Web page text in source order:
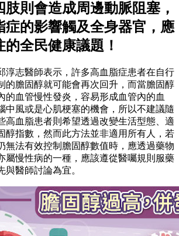
則會造成周邊動脈阻塞，
症的影響觸及全身器官，應
全民健康議題！
淳志醫師表示，許多高血脂症患者在自行
的膽固醇就可能會再次回升，而當膽固醇
的血管慢性發炎，容易形成血管內的血
中風或是心肌梗塞的機會，所以不建議隨
高血脂患者則希望透過改變生活型態、適
醇指數，然而此方法並非適用所有人，若
無法有效控制膽固醇數值時，應透過藥物
屬慢性病的一種，應該遵從醫囑規則服藥
與醫師討論為宜。